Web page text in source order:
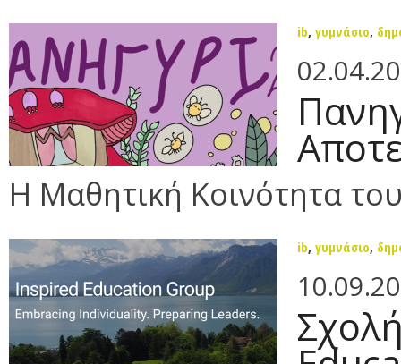
ib, γυμνάσιο,
Η Μαθητική Κοινότητα
ib, γυμνάσιο,